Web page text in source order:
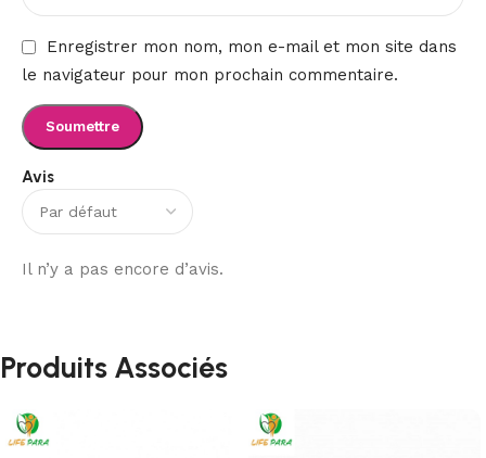
Avis
Il n’y a pas encore d’avis.
Enregistrer mon nom, mon e-mail et mon site dans
le navigateur pour mon prochain commentaire.
Produits Associés